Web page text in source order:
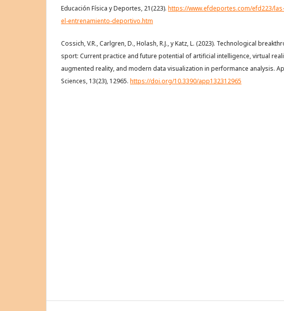
Educación Física y Deportes, 21(223). https://www.efdeportes.com/efd223/
el-entrenamiento-deportivo.htm
Cossich, V.R., Carlgren, D., Holash, R.J., y Katz, L. (2023). Technological
sport: Current practice and future potential of artificial intelligence, virtual
augmented reality, and modern data visualization in performance analysis.
Sciences, 13(23), 12965. https://doi.org/10.3390/app132312965